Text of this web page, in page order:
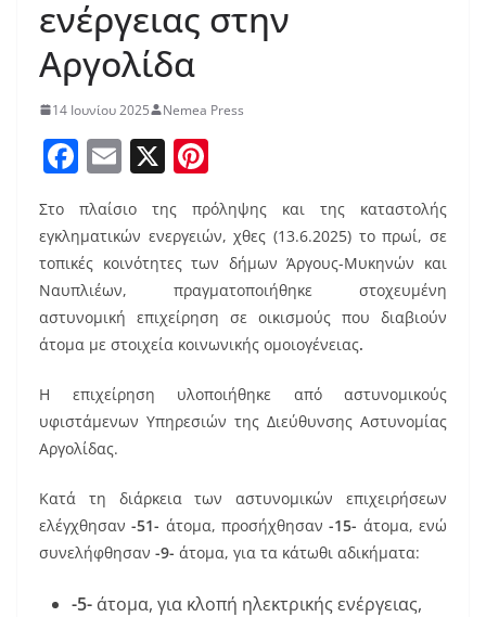
ενέργειας στην
Αργολίδα
14 Ιουνίου 2025 Nemea Press
F
a
c
e
b
o
o
k
E
ai
l
X
nt
er
e
st
Στο πλαίσιο της πρόληψης και της καταστολής
εγκληματικών ενεργειών, χθες (13.6.2025) το πρωί, σε
τοπικές κοινότητες των δήμων Άργους-Μυκηνών και
Ναυπλιέων, πραγματοποιήθηκε στοχευμένη
αστυνομική επιχείρηση σε οικισμούς που διαβιούν
άτομα με στοιχεία κοινωνικής ομοιογένειας.
Η επιχείρηση υλοποιήθηκε από αστυνομικούς
υφιστάμενων Υπηρεσιών της Διεύθυνσης Αστυνομίας
Αργολίδας.
Κατά τη διάρκεια των αστυνομικών επιχειρήσεων
ελέγχθησαν -51- άτομα, προσήχθησαν-15- άτομα, ενώ
συνελήφθησαν -9- άτομα, για τα κάτωθι αδικήματα:
-5- άτομα, για κλοπή ηλεκτρικής ενέργειας,